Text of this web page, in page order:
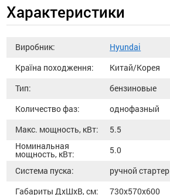
Характеристики
Виробник:
Hyundai
Країна походження:
Китай/Корея
Тип:
бензиновые
Количество фаз:
однофазный
Макс. мощность, кВт:
5.5
Номинальная
мощность, кВт:
5.0
Система пуска:
ручной стартер
Габариты ДхШхВ, см:
730х570х600